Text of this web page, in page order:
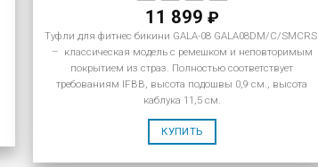
11 899 ₽
Туфли для фитнес бикини GALA-08 GALA08DM/C/SMCRS
– классическая модель с ремешком и неповторимым
покрытием из страз. Полностью соответствует
требованиям IFBB, высота подошвы 0,9 см., высота
каблука 11,5 см.
КУПИТЬ